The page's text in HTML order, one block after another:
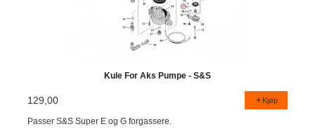
Kule For Aks Pumpe - S&S
129,00 Kjøp
Passer S&S Super E og G forgassere.